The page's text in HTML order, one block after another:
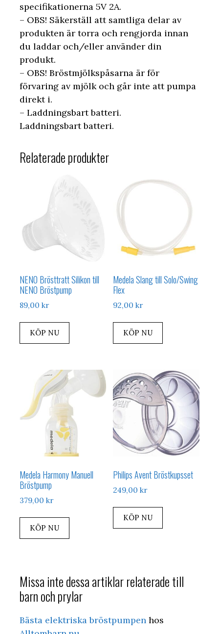
specifikationerna 5V 2A.
– OBS! Säkerställ att samtliga delar av
produkten är torra och rengjorda innan
du laddar och/eller använder din
produkt.
– OBS! Bröstmjölkspåsarna är för
förvaring av mjölk och går inte att pumpa
direkt i.
– Laddningsbart batteri.
Laddningsbart batteri.
Relaterade produkter
NENO Brösttratt Silikon till
NENO Bröstpump
89,00 kr
KÖP NU
Medela Slang till Solo/Swing
Flex
92,00kr
KÖP NU
Medela Harmony Manuell
Bröstpump
379,00 kr
KÖP NU
Philips Avent Bröstkupsset
249,00kr
KÖP NU
Missa inte dessa artiklar relaterade till
barn och prylar
Bästa elektriska bröstpumpen hos